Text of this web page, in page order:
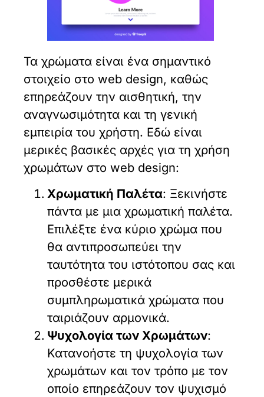
Τα χρώματα είναι ένα σημαντικό
στοιχείο στο web design, καθώς
επηρεάζουν την αισθητική, την
αναγνωσιμότητα και τη γενική
εμπειρία του χρήστη. Εδώ είναι
μερικές βασικές αρχές για τη χρήση
χρωμάτων στο web design:
Χρωματική Παλέτα: Ξεκινήστε
πάντα με μια χρωματική παλέτα.
Επιλέξτε ένα κύριο χρώμα που
θα αντιπροσωπεύει την
ταυτότητα του ιστότοπου σας και
προσθέστε μερικά
συμπληρωματικά χρώματα που
ταιριάζουν αρμονικά.
Ψυχολογία των Χρωμάτων:
Κατανοήστε τη ψυχολογία των
χρωμάτων και τον τρόπο με τον
οποίο επηρεάζουν τον ψυχισμό